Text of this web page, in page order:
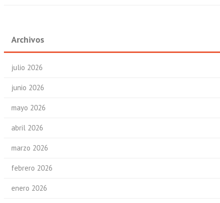
Archivos
julio 2026
junio 2026
mayo 2026
abril 2026
marzo 2026
febrero 2026
enero 2026